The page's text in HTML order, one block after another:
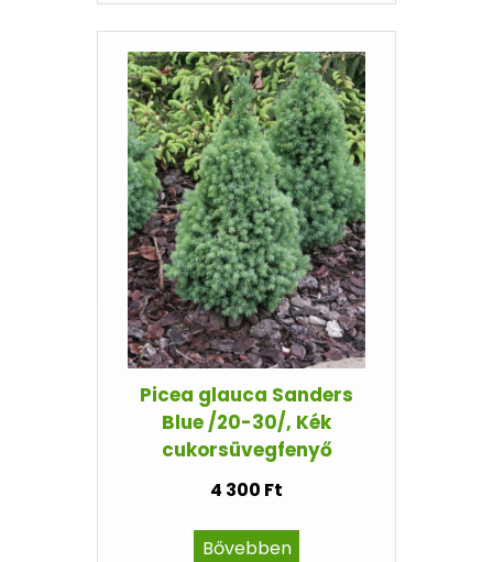
Picea glauca Sanders
Blue /20-30/, Kék
cukorsüvegfenyő
4 300 Ft
Bővebben